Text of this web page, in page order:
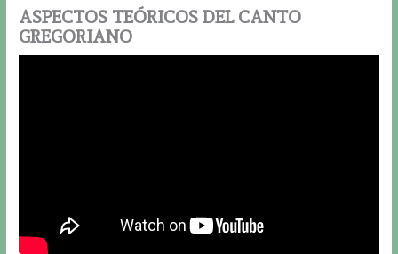
ASPECTOS TEÓRICOS DEL CANTO
GREGORIANO